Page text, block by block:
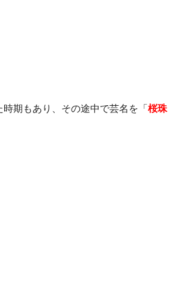
期もあり、その途中で芸名を「桜珠